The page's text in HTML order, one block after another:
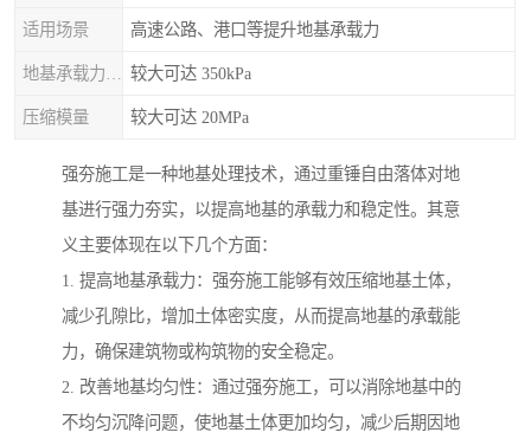
适用场景 高速公路、港口等提升地基承载力
较大可达 350kPa
压缩模量 较大可达 20MPa
强夯施工是一种地基处理技术，通过重锤自由落体对地
基进行强力夯实，以提高地基的承载力和稳定性。其意
义主要体现在以下几个方面：
1. 提高地基承载力：强夯施工能够有效压缩地基土体，
减少孔隙比，增加土体密实度，从而提高地基的承载能
力，确保建筑物或构筑物的安全稳定。
2. 改善地基均匀性：通过强夯施工，可以消除地基中的
不均匀沉降问题，使地基土体更加均匀，减少后期因地